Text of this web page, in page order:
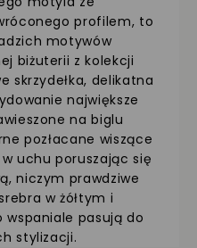
profilem, to
motywów
biżuterii z kolekcji
skrzydełka, delikatna
największe
na biglu
pozłacane wiszące
uchu poruszając się
niczym prawdziwe
w żółtym i
pasują do
stylizacji.